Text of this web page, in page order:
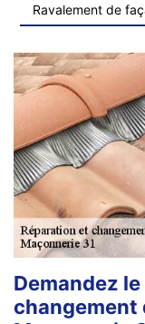
Ravalement de
Demandez
changement